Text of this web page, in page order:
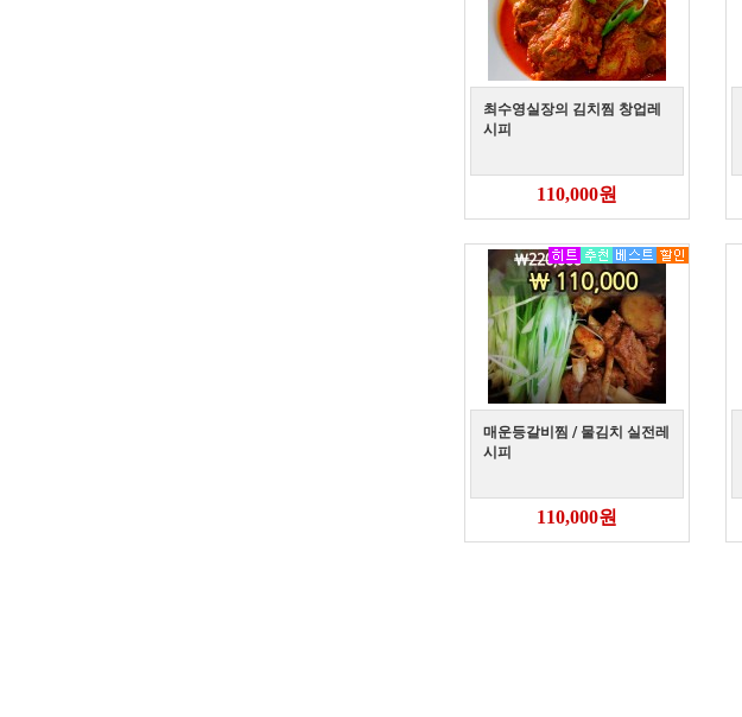
최수영실장의 김치찜 창업레
시피
110,000원
매운등갈비찜 / 물김치 실전레
시피
110,000원